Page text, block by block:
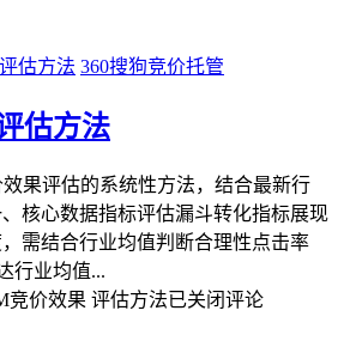
360搜狗竞价托管
估方法
效果评估的系统性方法，结合最新行
核心数据指标评估漏斗转化指标‌展现
需结合行业均值判断合理性点击率
行业均值...
竞价效果 评估方法已关闭评论